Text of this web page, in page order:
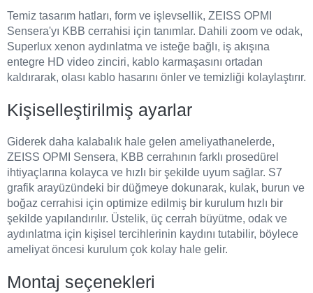
Temiz tasarım hatları, form ve işlevsellik, ZEISS OPMI
Sensera'yı KBB cerrahisi için tanımlar. Dahili zoom ve odak,
Superlux xenon aydınlatma ve isteğe bağlı, iş akışına
entegre HD video zinciri, kablo karmaşasını ortadan
kaldırarak, olası kablo hasarını önler ve temizliği kolaylaştırır.
Kişiselleştirilmiş ayarlar
Giderek daha kalabalık hale gelen ameliyathanelerde,
ZEISS OPMI Sensera, KBB cerrahının farklı prosedürel
ihtiyaçlarına kolayca ve hızlı bir şekilde uyum sağlar. S7
grafik arayüzündeki bir düğmeye dokunarak, kulak, burun ve
boğaz cerrahisi için optimize edilmiş bir kurulum hızlı bir
şekilde yapılandırılır. Üstelik, üç cerrah büyütme, odak ve
aydınlatma için kişisel tercihlerinin kaydını tutabilir, böylece
ameliyat öncesi kurulum çok kolay hale gelir.
Montaj seçenekleri